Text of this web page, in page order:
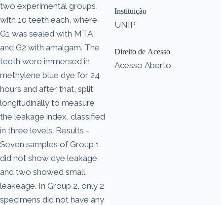
two experimental groups,
with 10 teeth each, where
G1 was sealed with MTA
and G2 with amalgam. The
teeth were immersed in
methylene blue dye for 24
hours and after that, split
longitudinally to measure
the leakage index, classified
in three levels. Results -
Seven samples of Group 1
did not show dye leakage
and two showed small
leakeage. In Group 2, only 2
specimens did not have any
Instituição
UNIP
Direito de Acesso
Acesso Aberto